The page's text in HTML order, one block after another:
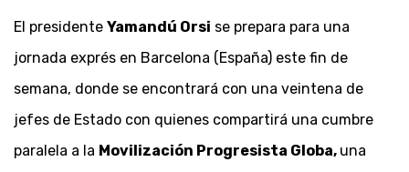
El presidente Yamandú Orsi se prepara para una
jornada exprés en Barcelona (España) este fin de
semana, donde se encontrará con una veintena de
jefes de Estado con quienes compartirá una cumbre
paralela a la Movilización Progresista Globa, una